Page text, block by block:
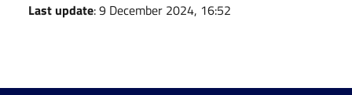
Last update: 9 December 2024, 16:52